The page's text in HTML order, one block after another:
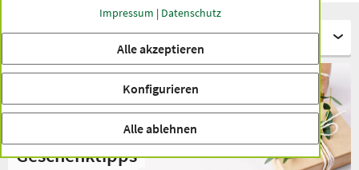
Themenbereiche
Geschenktipps
Impressum | Datenschutz
Alle akzeptieren
Konfigurieren
Alle ablehnen